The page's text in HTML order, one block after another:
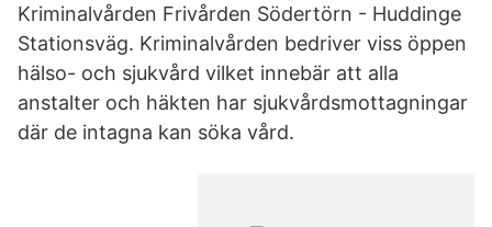
Kriminalvården Frivården Södertörn - Huddinge
Stationsväg. Kriminalvården bedriver viss öppen
hälso- och sjukvård vilket innebär att alla
anstalter och häkten har sjukvårdsmottagningar
där de intagna kan söka vård.